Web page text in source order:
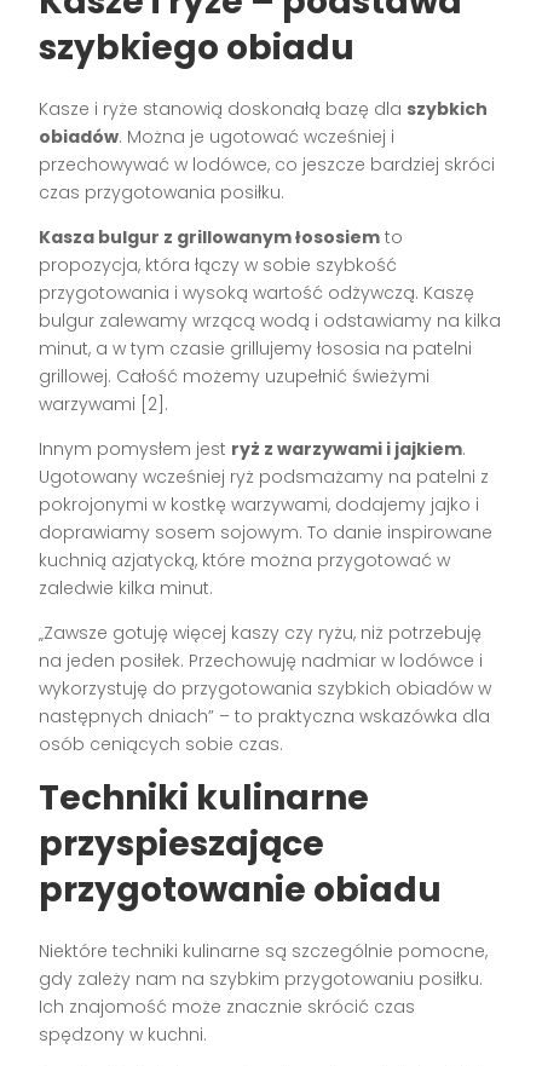
szybkiego obiadu
Kasze i ryże stanowią doskonałą bazę dla szybkich
obiadów. Można je ugotować wcześniej i
przechowywać w lodówce, co jeszcze bardziej skróci
czas przygotowania posiłku.
Kasza bulgur z grillowanym łososiem to
propozycja, która łączy w sobie szybkość
przygotowania i wysoką wartość odżywczą. Kaszę
bulgur zalewamy wrzącą wodą i odstawiamy na kilka
minut, a w tym czasie grillujemy łososia na patelni
grillowej. Całość możemy uzupełnić świeżymi
warzywami [2].
Innym pomysłem jest ryż z warzywami i jajkiem.
Ugotowany wcześniej ryż podsmażamy na patelni z
pokrojonymi w kostkę warzywami, dodajemy jajko i
doprawiamy sosem sojowym. To danie inspirowane
kuchnią azjatycką, które można przygotować w
zaledwie kilka minut.
„Zawsze gotuję więcej kaszy czy ryżu, niż potrzebuję
na jeden posiłek. Przechowuję nadmiar w lodówce i
wykorzystuję do przygotowania szybkich obiadów w
następnych dniach” – to praktyczna wskazówka dla
osób ceniących sobie czas.
Techniki kulinarne
przyspieszające
przygotowanie obiadu
Niektóre techniki kulinarne są szczególnie pomocne,
gdy zależy nam na szybkim przygotowaniu posiłku.
Ich znajomość może znacznie skrócić czas
spędzony w kuchni.